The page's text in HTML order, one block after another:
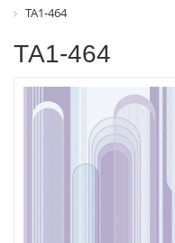
ТА1-464
ТА1-464